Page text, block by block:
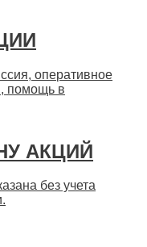
оперативное
помощь в
АКЦИЙ
без учета